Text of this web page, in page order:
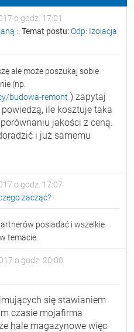
o godz. 17:01
:: Temat postu:Odp: Izolacja
ale może poszukaj sobie
(np.
budowa-remont ) zapytaj
ile kosztuje taka
jakości z ceną.
i już samemu
o godz. 17:07
zacząć?
posiadać i wszelkie
temacie.
o godz. 20:00
się stawianiem
czasie mojafirma
hale magazynowe więc